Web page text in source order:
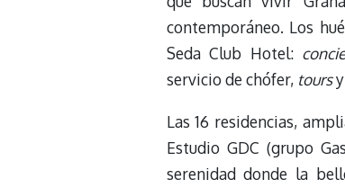
contemporáneo. Los
Seda Club Hotel:
servicio de chófer, toursy
Las 16 residencias,
Estudio GDC (grupo
serenidad donde la